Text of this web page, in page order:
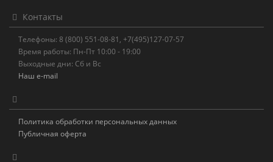
Контакты
Телефоны: 8 (800) 551-08-81, +7(495)127-07-57
Время работы: Пн-Пт 10:00 - 19:00
Выходные дни: Сб и Вс
Наш e-mail
Политика обработки персональных данных
Публичная оферта